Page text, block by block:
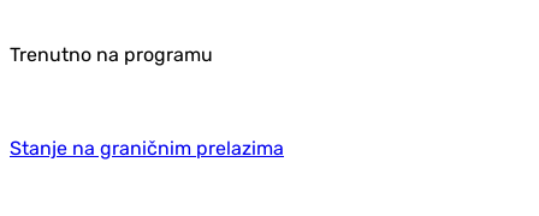
Trenutno na programu
Stanje na graničnim prelazima